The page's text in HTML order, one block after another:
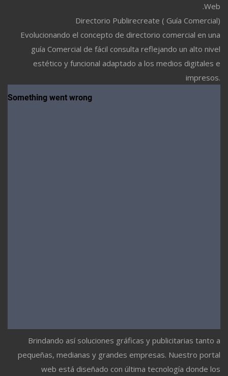
Web.
Directorio Publirecreate ( Guía Comercial)
Evolucionando el concepto de directorio comercial en una
guía Comercial de fácil consulta reflejando un alto nivel
estético y funcional adaptado a los medios digitales e
impresos.
Brindando así soluciones gráficas y publicitarias tanto a
pequeñas, medianas y grandes empresas. Nuestro portal
web está diseñado con última tecnología donde los